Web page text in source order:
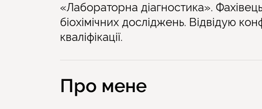
«Лабораторна діагностика».
біохімічних досліджень. Відвідую
кваліфікації.
Про мене